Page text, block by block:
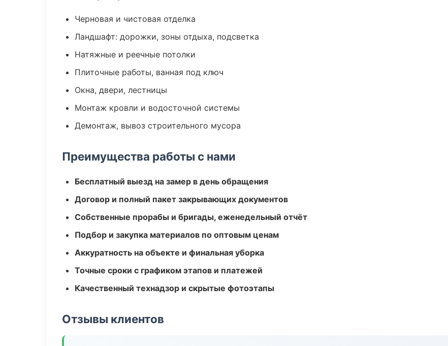
Черновая и чистовая отделка
Ландшафт: дорожки, зоны отдыха, подсветка
Натяжные и реечные потолки
Плиточные работы, ванная под ключ
Окна, двери, лестницы
Монтаж кровли и водосточной системы
Демонтаж, вывоз строительного мусора
Преимущества работы с нами
Бесплатный выезд на замер в день обращения
Договор и полный пакет закрывающих документов
Собственные прорабы и бригады, еженедельный отчёт
Подбор и закупка материалов по оптовым ценам
Аккуратность на объекте и финальная уборка
Точные сроки с графиком этапов и платежей
Качественный технадзор и скрытые фотоэтапы
Отзывы клиентов